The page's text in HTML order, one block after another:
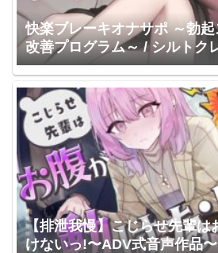
快楽ブレーキオナサポ ～勃
改善プログラム～ / シルトク
あいの
【排泄我慢】こじらせ先輩は
けないっ!〜ADV式音声作品